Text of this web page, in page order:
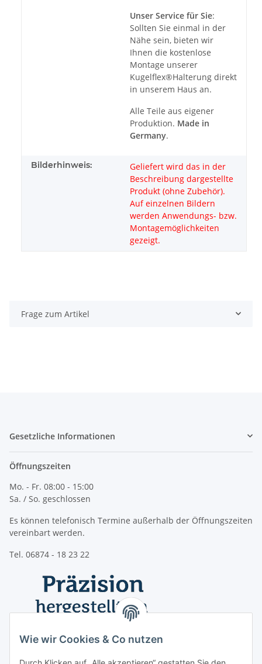
Unser Service für Sie:
Sollten Sie einmal in der
Nähe sein, bieten wir
Ihnen die kostenlose
Montage unserer
Kugelflex®Halterung direkt
in unserem Haus an.
Alle Teile aus eigener
Produktion. Made in
Germany.
Bilderhinweis:
Geliefert wird das in der
Beschreibung dargestellte
Produkt (ohne Zubehör).
Auf einzelnen Bildern
werden Anwendungs- bzw.
Montagemöglichkeiten
gezeigt.
Frage zum Artikel
Gesetzliche Informationen
Öffnungszeiten
Mo. - Fr. 08:00 - 15:00
Sa. / So. geschlossen
Es können telefonisch Termine außerhalb der Öffnungszeiten
vereinbart werden.
Tel. 06874 - 18 23 22
Wie wir Cookies & Co nutzen